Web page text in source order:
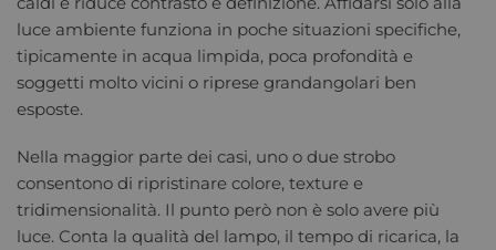
luce ambiente funziona in poche situazioni specifiche,
tipicamente in acqua limpida, poca profondità e
soggetti molto vicini o riprese grandangolari ben
esposte.
Nella maggior parte dei casi, uno o due strobo
consentono di ripristinare colore, texture e
tridimensionalità. Il punto però non è solo avere più
luce. Conta la qualità del lampo, il tempo di ricarica, la